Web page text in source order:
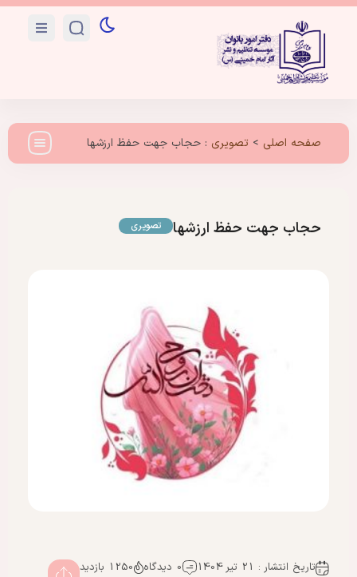
صفحه اصلی > تصویری : حجاب جهت حفظ ارزشها
حجاب جهت حفظ ارزشها تصویری
تاریخ انتشار : 21 تیر 1404 0 دیدگاه 1250 بازدید